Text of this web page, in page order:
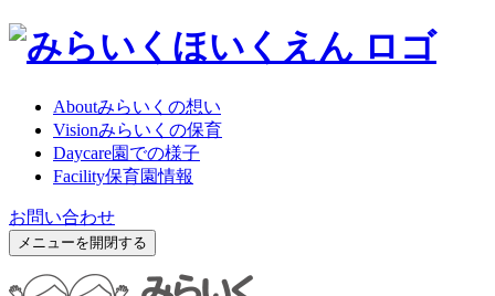
Aboutみらいくの想い
Visionみらいくの保育
Daycare園での様子
Facility保育園情報
お問い合わせ
メニューを開閉する